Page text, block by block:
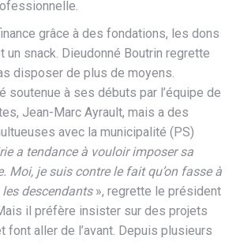
grâce à des fondations, les dons
un snack. Dieudonné Boutrin regrette
disposer de plus de moyens.
soutenue à ses débuts par l’équipe de
Jean-Marc Ayrault, mais a des
avec la municipalité (PS)
a tendance à vouloir imposer sa
Moi, je suis contre le fait qu’on fasse à
descendants», regrette le président
il préfère insister sur des projets
font aller de l’avant. Depuis plusieurs